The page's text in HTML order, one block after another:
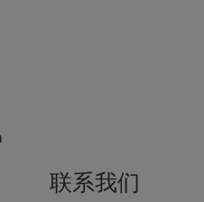
联系我们